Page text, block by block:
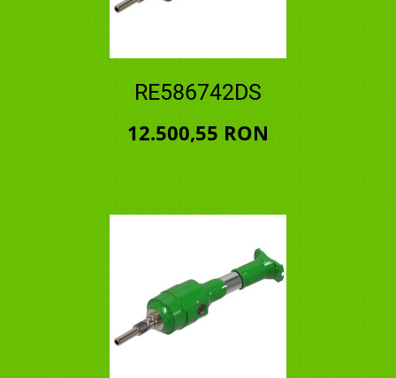
RE586742DS
12.500,55 RON